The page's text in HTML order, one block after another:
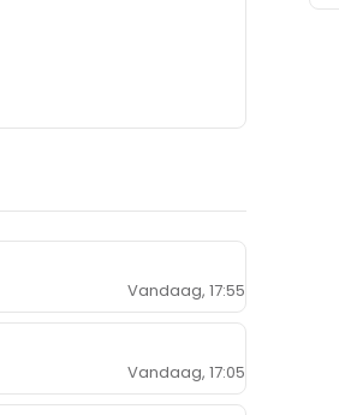
Vandaag, 17:55
Vandaag, 17:05